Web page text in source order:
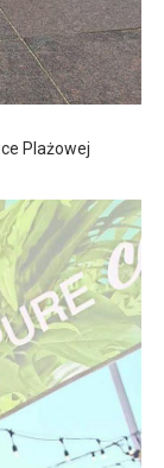
Plażowej